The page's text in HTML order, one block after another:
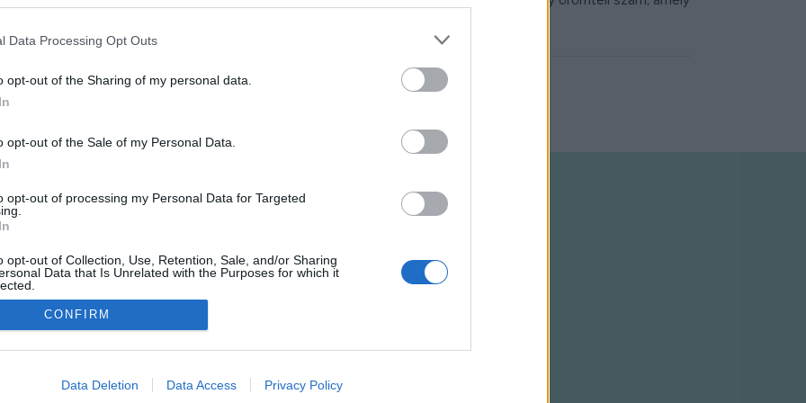
Data Processing Opt Outs
opt-out of the Sharing of my personal data.
opt-out of the Sale of my Personal Data.
opt-out of processing my Personal Data for Targeted
opt-out of Collection, Use, Retention, Sale, and/or Sharing
Data that Is Unrelated with the Purposes for which it
allow Google to enable storage related to advertising like cookies on
CONFIRM
Data Deletion Data Access Privacy Policy
filmek jegybevételi sikereit" - jelentette ki diplomatikusan.
NÉPI